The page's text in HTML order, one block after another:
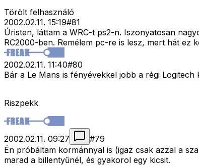
Törölt felhasználó
2002.02.11. 15:19#81
Úristen, láttam a WRC-t ps2-n. Iszonyatosan
RC2000-ben. Remélem pc-re is lesz, mert hát ez
2002.02.11. 11:40#80
Bár a Le Mans is fényévekkel jobb a régi
Riszpekk
2002.02.11. 09:27 #79
Én próbáltam kormánnyal is (igaz csak azzal a
marad a billentyűnél, és gyakorol egy kicsit.